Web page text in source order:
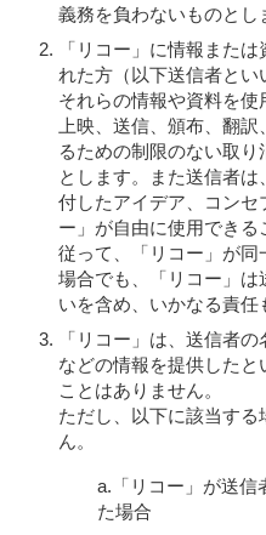
義務を負わないものとし
「リコー」に情報また
れた方（以下送信者とい
それらの情報や資料を使
上映、送信、頒布、翻
るための制限のない取
とします。また送信者
付したアイデア、コンセ
ー」が自由に使用できる
従って、「リコー」が同
場合でも、「リコー」
いを含め、いかなる責任
「リコー」は、送信者
などの情報を提供した
ことはありません。
ただし、以下に該当す
ん。
a.「リコー」が送信
た場合